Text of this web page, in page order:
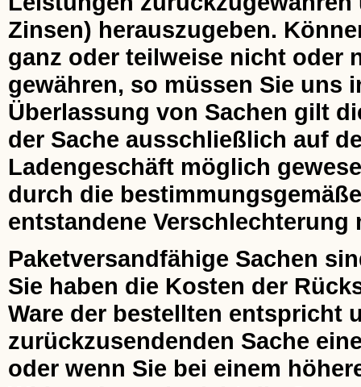
Zinsen) herauszugeben.
ganz oder teilweise nicht oder
gewähren, so müssen Sie uns
Überlassung von Sachen gilt
der Sache ausschließlich auf
Ladengeschäft möglich
durch die
entstandene Verschlechterung
Paketversandfähige Sachen
Sie haben die Kosten der
Ware der bestellten entspricht
zurückzusendenden Sache
oder wenn Sie bei einem